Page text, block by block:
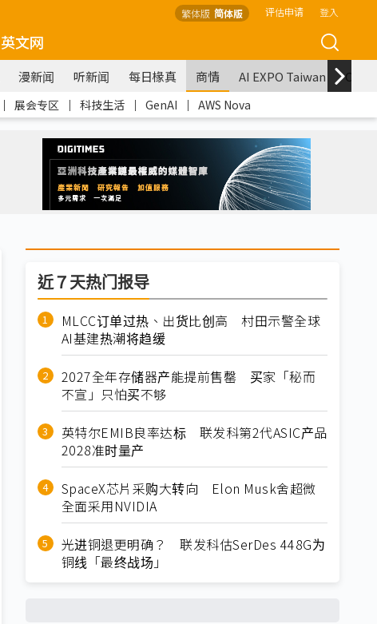
繁体版 简体版 评估申请 登入
英文网
漫新闻 听新闻 每日椽真 商情 AI EXPO Taiwan
｜ 展会专区 ｜ 科技生活 ｜ GenAI ｜ AWS Nova
近７天热门报导
MLCC订单过热、出货比创高 村田示警全球
AI基建热潮将趋缓
2027全年存储器产能提前售罄 买家「秘而
不宣」只怕买不够
英特尔EMIB良率达标 联发科第2代ASIC产品
2028准时量产
SpaceX芯片采购大转向 Elon Musk舍超微
全面采用NVIDIA
光进铜退更明确？ 联发科估SerDes 448G为
铜线「最终战场」